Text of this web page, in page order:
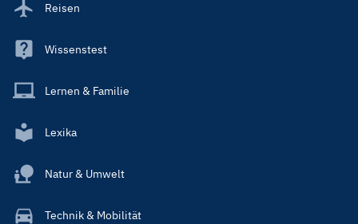
Reisen
Wissenstest
Lernen & Familie
Lexika
Natur & Umwelt
Technik & Mobilität